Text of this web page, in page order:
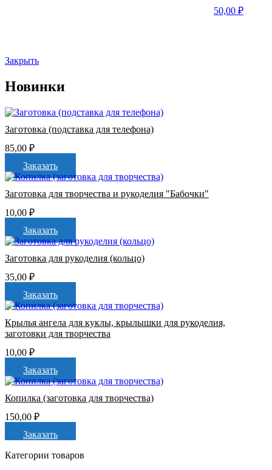
50,00 ₽
Закрыть
Новинки
Заготовка (подставка для телефона)
85,00 ₽
Заказать
Заготовка для творчества и рукоделия "Бабочки"
10,00 ₽
Заказать
Заготовка для рукоделия (кольцо)
35,00 ₽
Заказать
Крылья ангела для куклы, крылышки для рукоделия,
заготовки для творчества
10,00 ₽
Заказать
Копилка (заготовка для творчества)
150,00 ₽
Заказать
Категории товаров